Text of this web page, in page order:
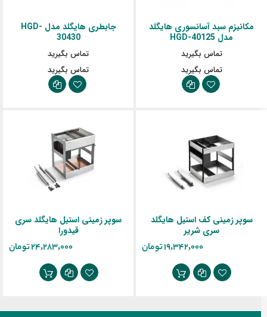
مکانیزم سبد آسانسوری هایگلد
مدل HGD-40125
تماس بگیرید
تماس بگیرید
جابطری هایگلد مدل HGD-
30430
تماس بگیرید
تماس بگیرید
سوپر زمینی کف استیل هایگلد
سری شریر
‎19,342,000 تومان
سوپر زمینی استیل هایگلد سری
قیدورا
‎24,283,000 تومان